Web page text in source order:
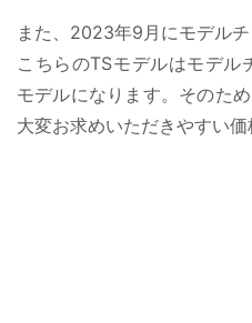
また、2023年9月にモデルチ
こちらのTSモデルはモデル
モデルになります。そのた
大変お求めいただきやすい価